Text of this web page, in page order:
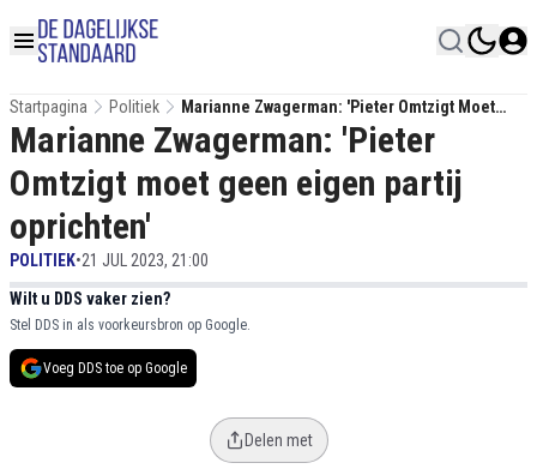
Startpagina Politiek
Marianne Zwagerman: 'Pieter Omtzigt Moet
Geen Eigen Partij Oprichten'
Marianne Zwagerman: 'Pieter
Omtzigt moet geen eigen partij
oprichten'
POLITIEK•21 JUL 2023, 21:00
Wilt u DDS vaker zien?
Stel DDS in als voorkeursbron op Google.
Voeg DDS toe op Google
Delen met